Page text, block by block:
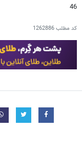
46
کد مطلب1262886